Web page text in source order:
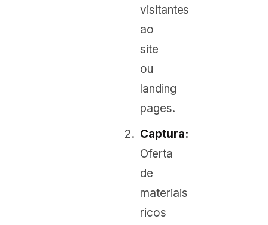
visitantes
ao
site
ou
landing
pages.
Captura:
Oferta
de
materiais
ricos